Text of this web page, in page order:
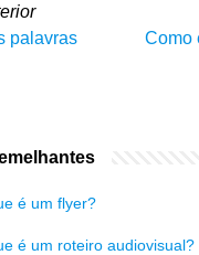
palavras
Como
é um flyer?
é um roteiro audiovisual?